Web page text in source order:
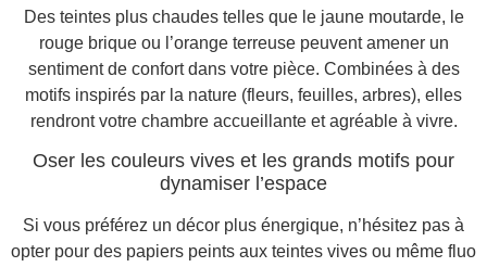
Des teintes plus chaudes telles que le jaune moutarde, le
rouge brique ou l’orange terreuse peuvent amener un
sentiment de confort dans votre pièce. Combinées à des
motifs inspirés par la nature (fleurs, feuilles, arbres), elles
rendront votre chambre accueillante et agréable à vivre.
Oser les couleurs vives et les grands motifs pour
dynamiser l’espace
Si vous préférez un décor plus énergique, n’hésitez pas à
opter pour des papiers peints aux teintes vives ou même fluo